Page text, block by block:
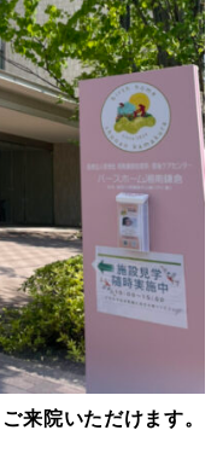
来院いただけます。